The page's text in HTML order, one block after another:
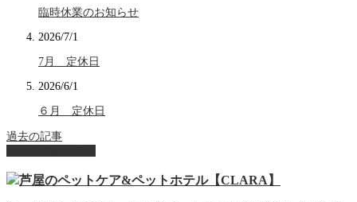
臨時休業のお知らせ
2026/7/1
7月 定休日
2026/6/1
６月 定休日
過去の記事